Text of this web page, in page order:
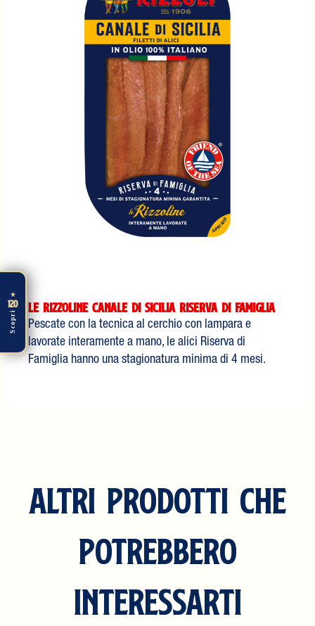
Le Rizzoline Canale di Sicilia Riserva di Famiglia
Pescate con la tecnica al cerchio con lampara e
lavorate interamente a mano, le alici Riserva di
Famiglia hanno una stagionatura minima di 4 mesi.
ALTRI PRODOTTI CHE
POTREBBERO
INTERESSARTI
★
120
Scopri